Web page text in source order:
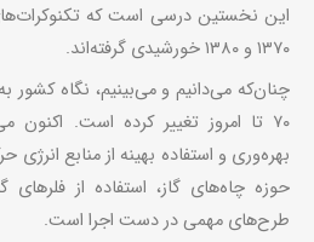
این نخستین درسی است که
۱۳۷۰ و ۱۳۸۰ خورشیدی گرفته‌اند.
چنان‌که می‌دانیم و می‌بینیم، نگاه
۷۰ تا امروز تغییر کرده است.
بهره‌وری و استفاده بهینه از منابع
حوزه چاه‌های گاز، استفاده از
طرح‌های مهمی در دست اجرا است.